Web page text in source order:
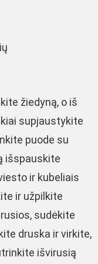
žiedyną, o iš
supjaustykite
puode su
išspauskite
ir kubeliais
ir užpilkite
sudėkite
druska ir virkite,
išvirusią